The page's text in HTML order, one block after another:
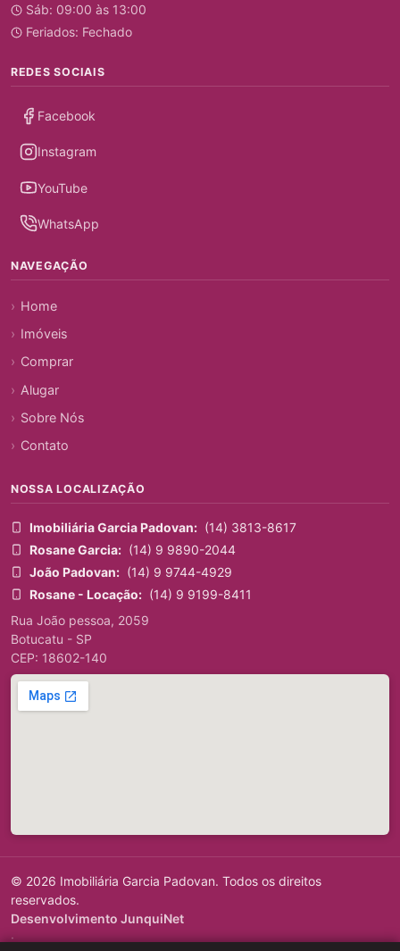
Sáb: 09:00 às 13:00
Feriados: Fechado
REDES SOCIAIS
Facebook
Instagram
YouTube
WhatsApp
NAVEGAÇÃO
Home
Imóveis
Comprar
Alugar
Sobre Nós
Contato
NOSSA LOCALIZAÇÃO
Imobiliária Garcia Padovan: (14) 3813-8617
Rosane Garcia: (14) 9 9890-2044
João Padovan: (14) 9 9744-4929
Rosane - Locação: (14) 9 9199-8411
Rua João pessoa, 2059
Botucatu - SP
CEP: 18602-140
© 2026 Imobiliária Garcia Padovan. Todos os direitos
reservados.
Desenvolvimento JunquiNet
·